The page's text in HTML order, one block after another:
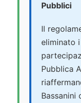
Pubblici
Il
eliminato
Pubblica
Bassanini